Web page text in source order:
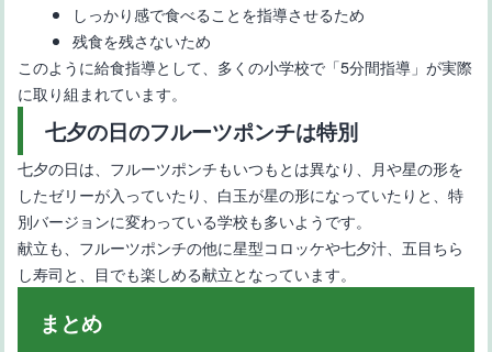
しっかり感で食べることを指導させるため
残食を残さないため
このように給食指導として、多くの小学校で「5分間指導」が実際
に取り組まれています。
七夕の日のフルーツポンチは特別
七夕の日は、フルーツポンチもいつもとは異なり、月や星の形を
したゼリーが入っていたり、白玉が星の形になっていたりと、特
別バージョンに変わっている学校も多いようです。
献立も、フルーツポンチの他に星型コロッケや七夕汁、五目ちら
し寿司と、目でも楽しめる献立となっています。
まとめ